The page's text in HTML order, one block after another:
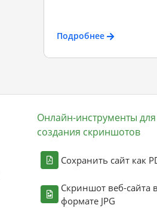
Подробнее
Онлайн-инструменты для
создания скриншотов
Сохранить сайт как
Скриншот веб-сайта в
формате JPG